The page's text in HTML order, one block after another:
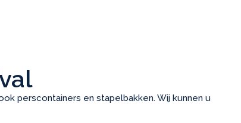
perscontainers en stapelbakken. Wij kunnen u